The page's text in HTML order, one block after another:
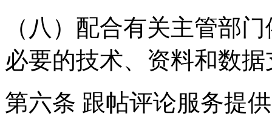
（八）配合有关主管部
必要的技术、资料和数
第六条 跟帖评论服务提